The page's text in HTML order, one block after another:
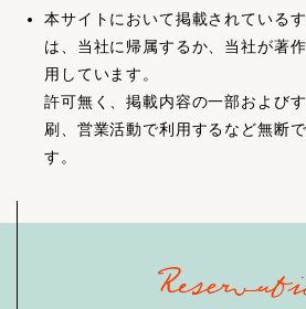
本サイトにおいて掲載されている
は、当社に帰属するか、当社が著
用しています。
許可無く、掲載内容の一部および
刷、営業活動で利用するなど無断
す。